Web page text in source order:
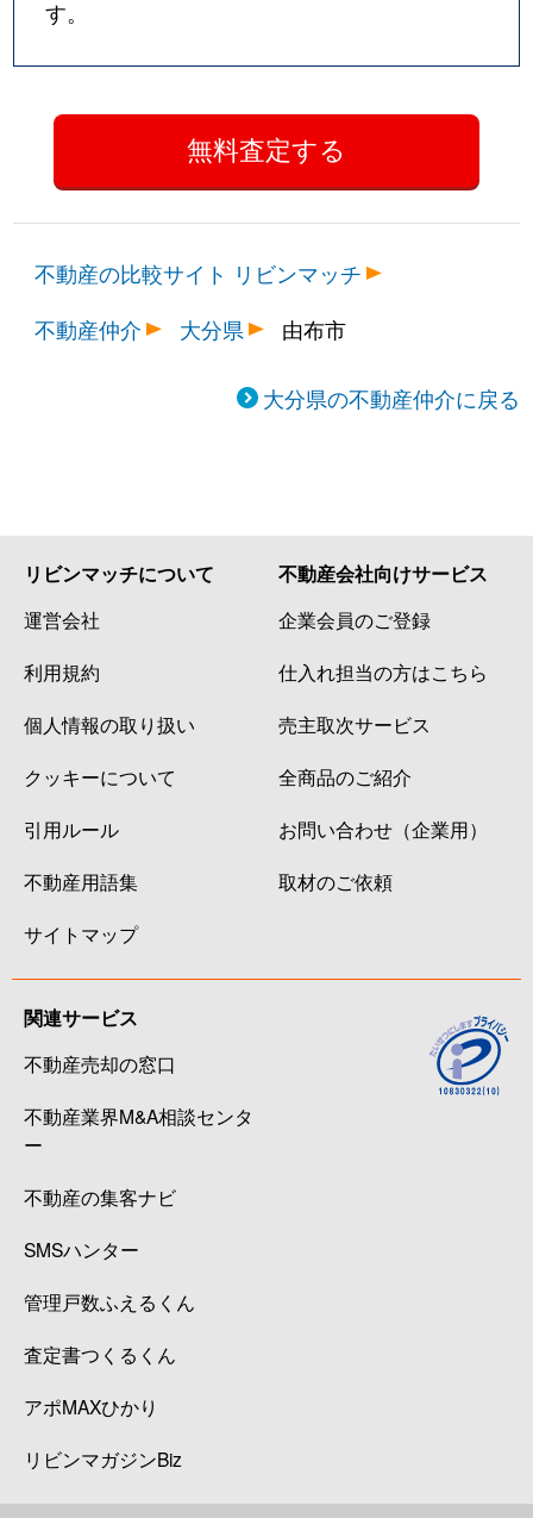
す。
不動産の比較サイト リビンマッチ
不動産仲介
大分県 由布市
大分県の不動産仲介に戻る
リビンマッチについて
運営会社
利用規約
個人情報の取り扱い
クッキーについて
引用ルール
不動産用語集
サイトマップ
不動産会社向けサービス
企業会員のご登録
仕入れ担当の方はこちら
売主取次サービス
全商品のご紹介
お問い合わせ（企業用）
取材のご依頼
関連サービス
不動産売却の窓口
不動産業界M&A相談センタ
ー
不動産の集客ナビ
SMSハンター
管理戸数ふえるくん
査定書つくるくん
アポMAXひかり
リビンマガジンBiz